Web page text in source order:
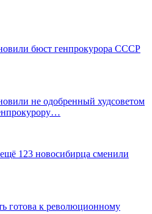
бюст генпрокурора СССР
не одобренный худсоветом
123 новосибирца сменили
готова к революционному